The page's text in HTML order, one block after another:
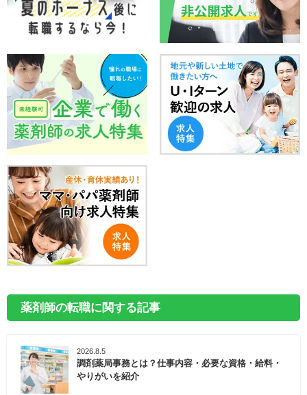
薬剤師の転職に関する記事
2026.8.5
調剤薬局事務とは？仕事内容・必要な資格・給料・
やりがいを紹介